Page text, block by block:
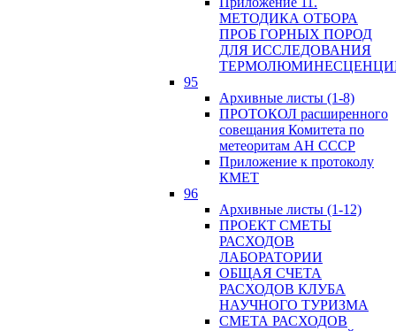
МЕТОДИКА ОТБОРА
ПРОБ ГОРНЫХ ПОРОД
ДЛЯ ИССЛЕДОВАНИЯ
95
Архивные листы (1-8)
ПРОТОКОЛ расширенного
совещания Комитета по
метеоритам АН СССР
Приложение к протоколу
КМЕТ
96
Архивные листы (1-12)
ПРОЕКТ СМЕТЫ
РАСХОДОВ
ЛАБОРАТОРИИ
ОБЩАЯ СЧЕТА
РАСХОДОВ КЛУБА
НАУЧНОГО ТУРИЗМА
СМЕТА РАСХОДОВ